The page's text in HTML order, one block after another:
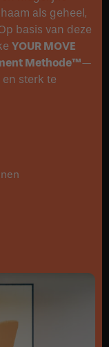
als geheel,
basis van deze
YOUR MOVE
Methode™—
sterk te